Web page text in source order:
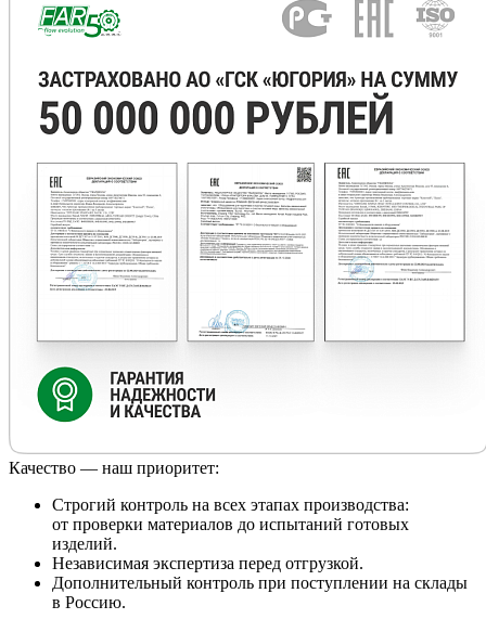
Качество — наш приоритет:
Строгий контроль на всех этапах производства:
от проверки материалов до испытаний готовых
изделий.
Независимая экспертиза перед отгрузкой.
Дополнительный контроль при поступлении на склады
в Россию.